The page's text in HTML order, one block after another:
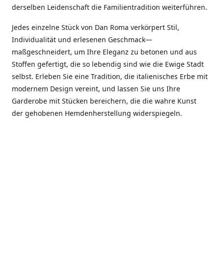
derselben Leidenschaft die Familientradition weiterführen.
Jedes einzelne Stück von Dan Roma verkörpert Stil,
Individualität und erlesenen Geschmack—
maßgeschneidert, um Ihre Eleganz zu betonen und aus
Stoffen gefertigt, die so lebendig sind wie die Ewige Stadt
selbst. Erleben Sie eine Tradition, die italienisches Erbe mit
modernem Design vereint, und lassen Sie uns Ihre
Garderobe mit Stücken bereichern, die die wahre Kunst
der gehobenen Hemdenherstellung widerspiegeln.